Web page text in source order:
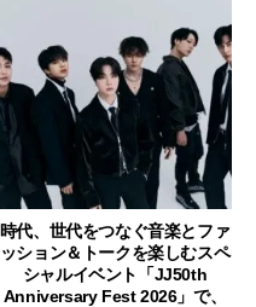
時代、世代をつなぐ音楽とファ
ッション＆トークを楽しむスペ
シャルイベント「JJ50th
Anniversary Fest 2026」で、